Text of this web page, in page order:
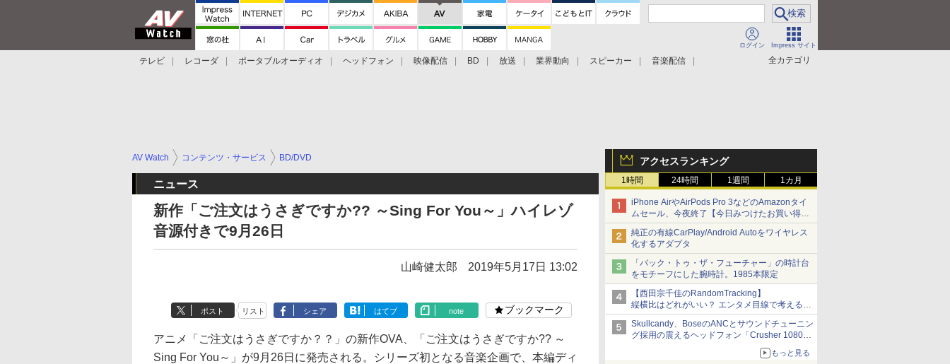
ログイン Impress サイト
全カテゴリ
テレビ レコーダ ポータブルオーディオ ヘッドフォン 映像配信 BD 放送 業界動向 スピーカー
音楽配信
アクセスランキング
1時間 24時間 1週間 1カ月
iPhone AirやAirPods Pro 3などのAmazonタイ
ムセール、今夜終了【今日みつけたお買い得
品】
純正の有線CarPlay/Android Autoをワイヤレス
化するアダプタ
「バック・トゥ・ザ・フューチャー」の時計台
をモチーフにした腕時計。1985本限定
【西田宗千佳のRandomTracking】
縦横比はどれがいい？ エンタメ目線で考える、
サムスン新「Galaxy Z Fold」
Skullcandy、BoseのANCとサウンドチューニン
グ採用の震えるヘッドフォン「Crusher 1080
もっと見る
AV Watch コンテンツ・サービス BD/DVD
ニュース
新作「ご注文はうさぎですか?? ～Sing For You～」ハイレゾ
音源付きで9月26日
山崎健太郎 2019年5月17日 13:02
ポスト リスト シェア はてブ note ブックマーク
アニメ「ご注文はうさぎですか？？」の新作OVA、「ご注文はうさぎですか?? ～
Sing For You～」が9月26日に発売される。シリーズ初となる音楽企画で、本編ディ